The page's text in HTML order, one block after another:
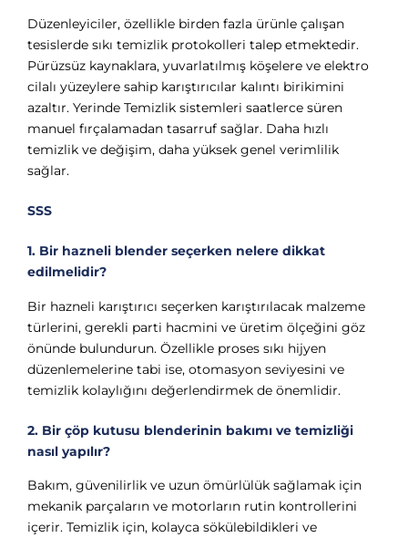
Düzenleyiciler, özellikle birden fazla ürünle çalışan
tesislerde sıkı temizlik protokolleri talep etmektedir.
Pürüzsüz kaynaklara, yuvarlatılmış köşelere ve elektro
cilalı yüzeylere sahip karıştırıcılar kalıntı birikimini
azaltır. Yerinde Temizlik sistemleri saatlerce süren
manuel fırçalamadan tasarruf sağlar. Daha hızlı
temizlik ve değişim, daha yüksek genel verimlilik
sağlar.
SSS
1. Bir hazneli blender seçerken nelere dikkat
edilmelidir?
Bir hazneli karıştırıcı seçerken karıştırılacak malzeme
türlerini, gerekli parti hacmini ve üretim ölçeğini göz
önünde bulundurun. Özellikle proses sıkı hijyen
düzenlemelerine tabi ise, otomasyon seviyesini ve
temizlik kolaylığını değerlendirmek de önemlidir.
2. Bir çöp kutusu blenderinin bakımı ve temizliği
nasıl yapılır?
Bakım, güvenilirlik ve uzun ömürlülük sağlamak için
mekanik parçaların ve motorların rutin kontrollerini
içerir. Temizlik için, kolayca sökülebildikleri ve